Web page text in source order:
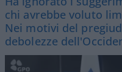
chi avrebbe voluto
Nei motivi del
debolezze